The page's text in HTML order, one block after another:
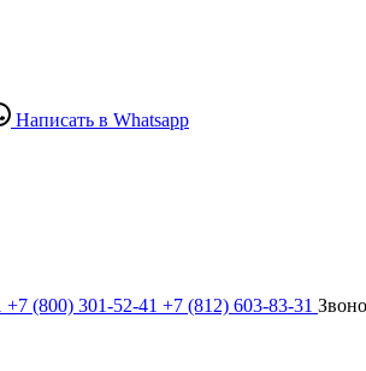
Написать в Whatsapp
+7 (800) 301-52-41 +7 (812) 603-83-31